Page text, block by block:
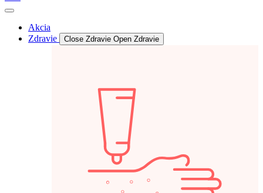
Akcia
Zdravie
Close Zdravie Open Zdravie